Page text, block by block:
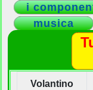
i
musica
Volantino